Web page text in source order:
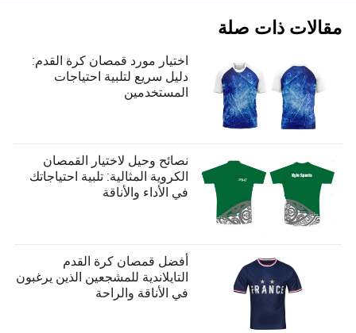
مقالات ذات صلة
اختيار مورد قمصان كرة القدم:
دليل سريع لتلبية احتياجات
المستخدمين
نصائح وحيل لاختيار القمصان
الكروية المثالية: تلبية احتياجاتك
في الأداء والأناقة
أفضل قمصان كرة القدم
التايلاندية للمشجعين الذين يرغبون
في الأناقة والراحة